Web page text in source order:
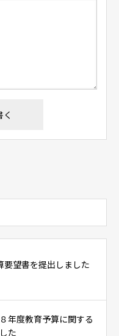
要望書を提出しました
年度教育予算に関する
た